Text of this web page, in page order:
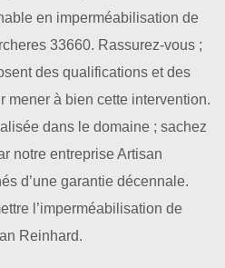
en imperméabilisation de
33660. Rassurez-vous ;
des qualifications et des
mener à bien cette intervention.
dans le domaine ; sachez
notre entreprise Artisan
d’une garantie décennale.
l’imperméabilisation de
Reinhard.